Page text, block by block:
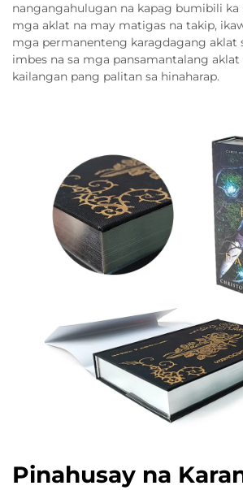
nangangahulugan na kapag bumibili ka
mga aklat na may matigas na takip,
mga permanenteng karagdagang aklat
imbes na sa mga pansamantalang aklat
kailangan pang palitan sa hinaharap.
Pinahusay na